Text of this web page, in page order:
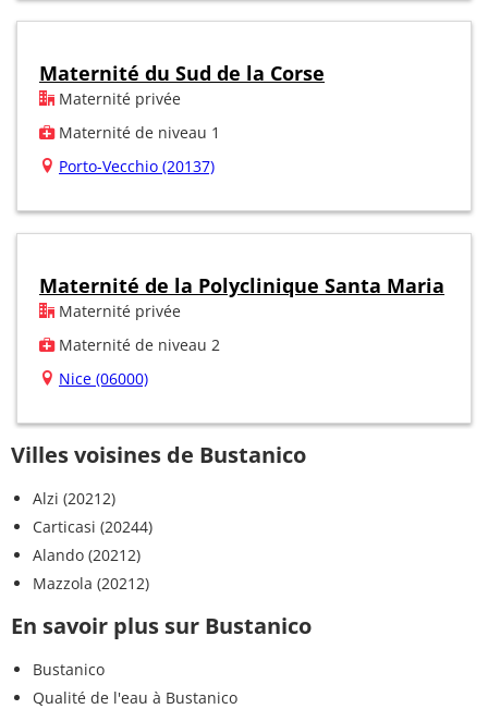
Maternité du Sud de la Corse
Maternité privée
Maternité de niveau 1
Porto-Vecchio (20137)
Maternité de la Polyclinique Santa Maria
Maternité privée
Maternité de niveau 2
Nice (06000)
Villes voisines de Bustanico
Alzi (20212)
Carticasi (20244)
Alando (20212)
Mazzola (20212)
En savoir plus sur Bustanico
Bustanico
Qualité de l'eau à Bustanico